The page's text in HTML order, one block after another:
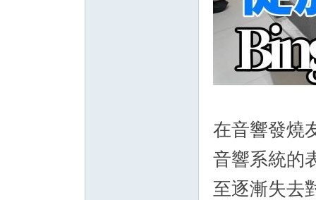
在音響發燒
音響系統的
至逐漸失去